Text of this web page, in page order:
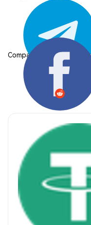
Compartilhar: